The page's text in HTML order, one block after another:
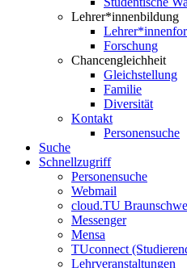
Lehrer*innenbildung
Forschung
Chancengleichheit
Gleichstellung
Familie
Diversität
Kontakt
Personensuche
Suche
Schnellzugriff
Personensuche
Webmail
cloud.TU
Messenger
Mensa
TUconnect
Lehrveranstaltungen